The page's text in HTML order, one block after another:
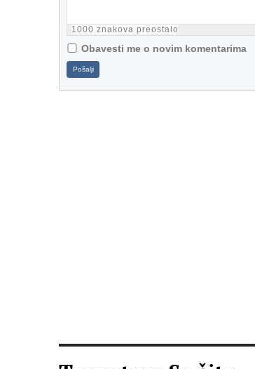
1000 znakova preostalo
Obavesti me o novim komentarima
Pošalji